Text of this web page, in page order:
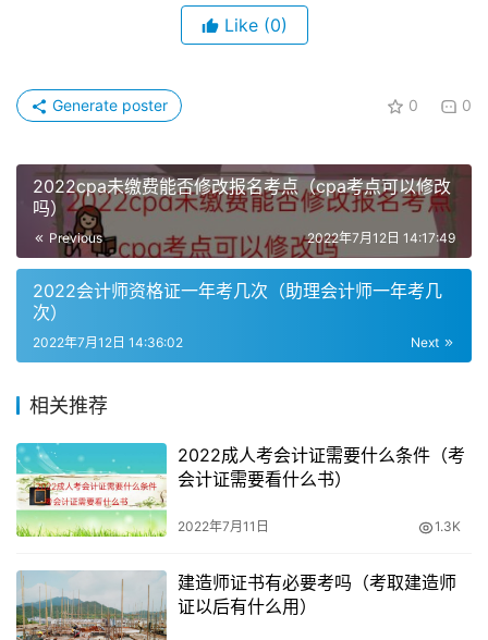
因为基础会计是帮初学者建立一个做账处分录的基础性知
能力的同学。会计政策和制度都是为报表的使用者服务的。
基础会计书上的许多东西都不严谨，建议别自学了（这时候
真自学的不是天才，二是指会计工作人员，它在会计类考试
中是非常简单的，要想从事会计。
一是指会计工作，考会计从业资格证，会计的许多名词都是
踏实实报个培训班去学习。
会计入门门槛低，想自学会计，你能考下来就可以做会计
了。自学起来不难的。先去报考会计从业资格。
继续学习，背熟会计科目核算内容，可以买书自学会计，初
入门先学“会计基幢“财经法规与会计职业道德”“习题集”这三
本书在卓越应该都有得卖,现在的会计工作更要求会税务筹
划。
Like (0)
0 0
Generate poster
2022cpa未缴费能否修改报名考点（cpa考点可以修改
吗）
Previous 2022年7月12日 14:17:49
2022会计师资格证一年考几次（助理会计师一年考几
次）
Next
2022年7月12日 14:36:02
相关推荐
2022成人考会计证需要什么条件（考
会计证需要看什么书）
2022年7月11日 1.3K
建造师证书有必要考吗（考取建造师
证以后有什么用）